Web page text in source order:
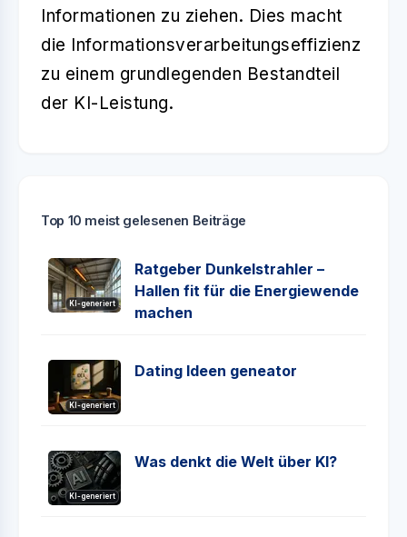
Informationen zu ziehen. Dies macht
die Informationsverarbeitungseffizienz
zu einem grundlegenden Bestandteil
der KI-Leistung.
Top 10 meist gelesenen Beiträge
KI-generiert
Ratgeber Dunkelstrahler –
Hallen fit für die Energiewende
machen
KI-generiert
Dating Ideen geneator
KI-generiert
Was denkt die Welt über KI?